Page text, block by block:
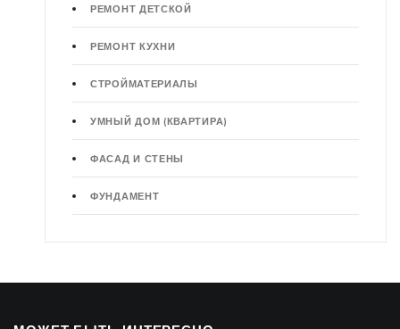
РЕМОНТ ДЕТСКОЙ
РЕМОНТ КУХНИ
СТРОЙМАТЕРИАЛЫ
УМНЫЙ ДОМ (КВАРТИРА)
ФАСАД И СТЕНЫ
ФУНДАМЕНТ